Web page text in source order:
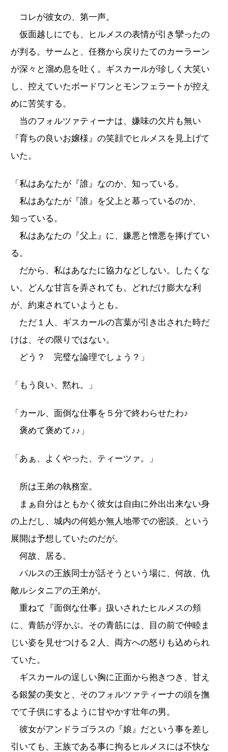
コレが彼女の、第一声。
仮面越しにでも、ヒルメスの表情が引き攣ったの
が判る。サームと、任務から戻りたてのカーラーン
が深々と溜め息を吐く。ギスカールが珍しく大笑い
し、控えていたボードワンとモンフェラートが控え
めに苦笑する。
当のフォルツァティーナは、嫌味の欠片も無い
『育ちの良いお嬢様』の笑顔でヒルメスを見上げて
いた。
「私はあなたが『誰』なのか、知っている。
私はあなたが『誰』を父上と慕っているのか、
知っている。
私はあなたの『父上』に、嫌悪と憎悪を捧げてい
る。
だから、私はあなたに協力などしない。したくな
い。どんな甘言を弄されても。どれだけ膨大な利
が、約束されていようとも。
ただ１人、ギスカールの言葉が引き出された時だ
けは、その限りではない。
どう？ 完璧な論理でしょう？」
「もう良い、黙れ。」
「カール、面倒な仕事を５分で終わらせたわ♪
褒めて褒めて♪♪」
「あぁ、よくやった、ティーツァ。」
所は王弟の執務室。
まぁ自分はともかく彼女は自由に外出出来ない身
の上だし、城内の何処か無人地帯での密談、という
展開は予想していたのだが。
何故、居る。
パルスの王族同士が話そうという場に、何故、仇
敵ルシタニアの王弟が。
重ねて『面倒な仕事』扱いされたヒルメスの頬
に、青筋が浮かぶ。その青筋には、目の前で仲睦ま
じい姿を見せつける２人、両方への怒りも込められ
ていた。
ギスカールの逞しい胸に正面から抱きつき、甘え
る銀髪の美女と、そのフォルツァティーナの頭を撫
でて子供にするように甘やかす壮年の男。
彼女がアンドラゴラスの『娘』だという事を差し
引いても、王族である事に拘るヒルメスには不快な